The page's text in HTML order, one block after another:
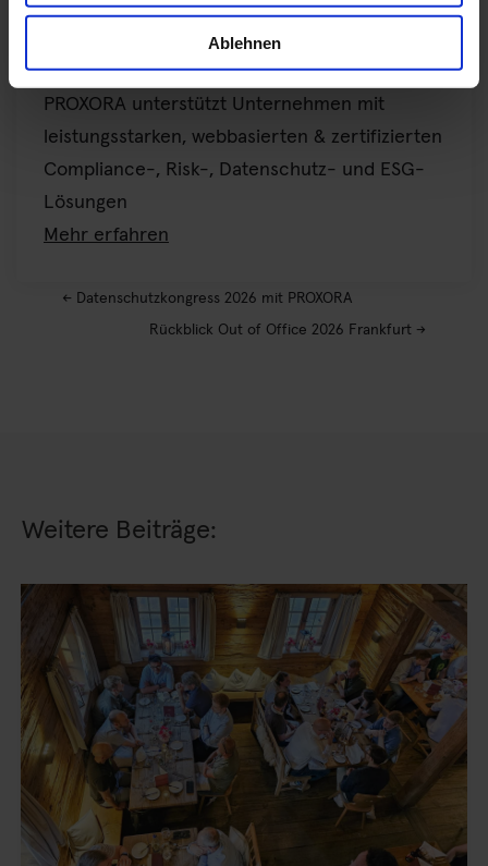
Ablehnen
Digitale Lösungen für ein wirksames
Compliance- und Risikomanagement
PROXORA unterstützt Unternehmen mit
leistungsstarken, webbasierten & zertifizierten
Compliance-, Risk-, Datenschutz- und ESG-
Lösungen
Mehr erfahren
← Datenschutzkongress 2026 mit PROXORA
Rückblick Out of Office 2026 Frankfurt →
Weitere Beiträge: